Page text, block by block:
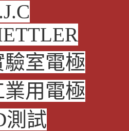
驗室電極
業用電極
測試